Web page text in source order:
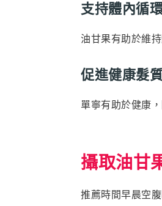
支持體內循
油甘果有助於維
促進健康髮
單寧有助於健康
攝取油甘
推薦時間早晨空